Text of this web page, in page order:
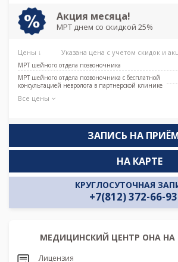
Акция месяца!
МРТ днем со скидкой 25%
Цены ↓ Указана цена с учетом скидок и
МРТ шейного отдела позвоночника
МРТ шейного отдела позвоночника с бесплатной
консультацией невролога в партнерской клинике
Все цены
ЗАПИСЬ НА
КРУГЛОСУТОЧНАЯ
+7(812) 372-66-93
НА КАРТЕ
МЕДИЦИНСКИЙ ЦЕНТР ОНА НА
Лицензия